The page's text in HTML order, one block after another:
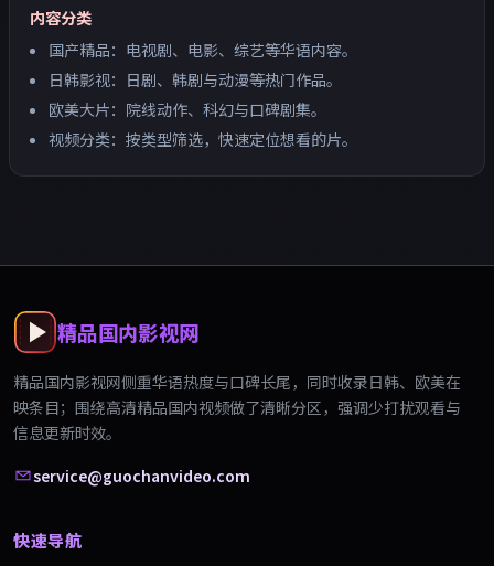
内容分类
国产精品：电视剧、电影、综艺等华语内容。
日韩影视：日剧、韩剧与动漫等热门作品。
欧美大片：院线动作、科幻与口碑剧集。
视频分类：按类型筛选，快速定位想看的片。
精品国内影视网
精品国内影视网侧重华语热度与口碑长尾，同时收录日韩、欧美在
映条目；围绕高清精品国内视频做了清晰分区，强调少打扰观看与
信息更新时效。
service@guochanvideo.com
快速导航